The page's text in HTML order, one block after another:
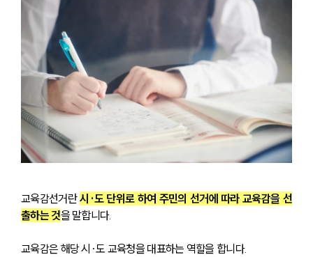
교육감선거란 시·도 단위로 하여 주민의 선거에 따라 교육감을 선
출하는 것을 말합니다.
교육감은 해당 시·도 교육청을 대표하는 역할을 합니다.